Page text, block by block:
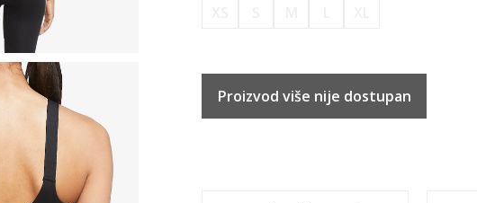
Proizvod više nije dostupan